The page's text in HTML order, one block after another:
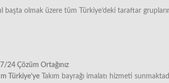
başta olmak üzere tüm Türkiye’deki taraftar
24 Çözüm Ortağınız
Türkiye’yeTakım bayrağı imalatı hizmeti